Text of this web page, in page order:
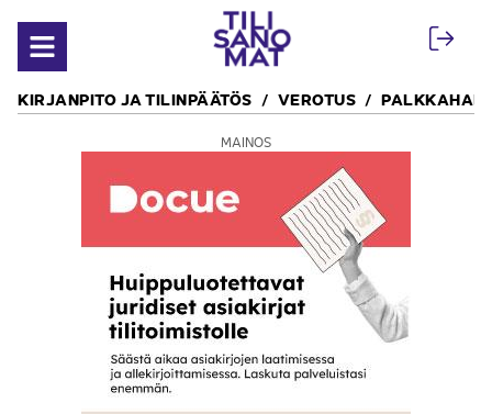
Avaa valikko
KIRJANPITO JA TILINPÄÄTÖS VEROTUS
MAINOS